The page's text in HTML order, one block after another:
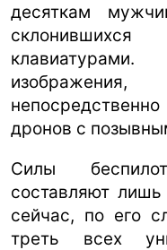
десяткам
дронов с
Силы
составляют
сейчас, по его
треть всех